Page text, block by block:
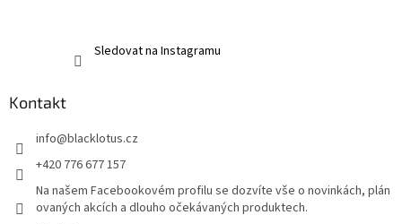
Sledovat na Instagramu
Kontakt
info@blacklotus.cz
+420 776 677 157
Na našem Facebookovém profilu se dozvíte vše o novinkách, plán
ovaných akcích a dlouho očekávaných produktech.